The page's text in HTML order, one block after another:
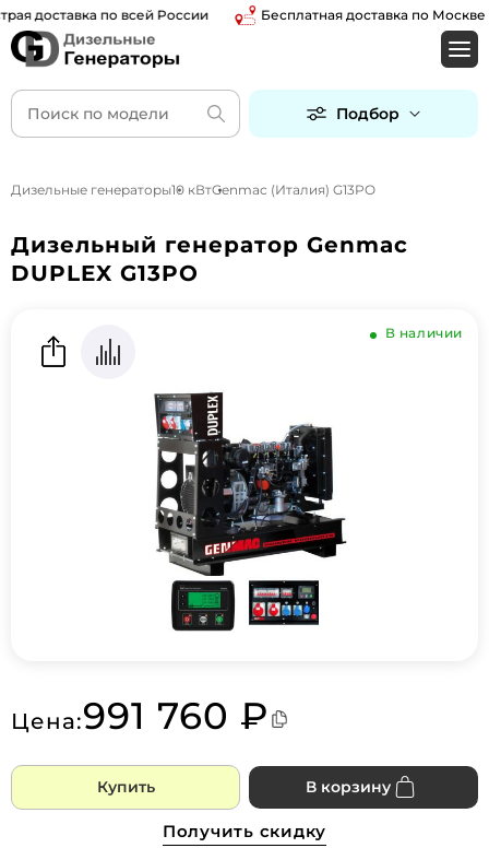
доставка по всей России Бесплатная доставка по Москве и
Подбор
Дизельные генераторы10 кВтGenmac (Италия) G13PO
Дизельный генератор Genmac
DUPLEX G13PO
В наличии
Цена:991 760 ₽
Купить В корзину
Получить скидку